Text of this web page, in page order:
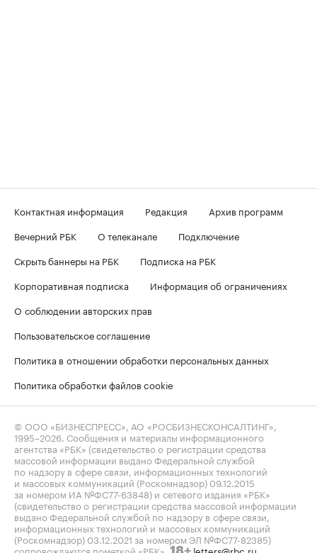
Контактная информация Редакция
Архив программ
Вечерний РБК
О телеканале
Подключение
Скрыть баннеры на РБК
Подписка на РБК
Корпоративная подписка
Информация об ограничениях
О соблюдении авторских прав
Пользовательское соглашение
Политика в отношении обработки персональных данных
Политика обработки файлов cookie
© ООО «БИЗНЕСПРЕСС», АО «РОСБИЗНЕСКОНСАЛТИНГ»,
1995–2026 . Сообщения и материалы информационного
агентства «РБК» (свидетельство о регистрации средства
массовой информации выдано Федеральной службой
по надзору в сфере связи, информационных технологий
и массовых коммуникаций (Роскомнадзор) 09.12.2015
за номером ИА №ФС77-63848) и сетевого издания «РБК»
(свидетельство о регистрации средства массовой информации
выдано Федеральной службой по надзору в сфере связи,
информационных технологий и массовых коммуникаций
(Роскомнадзор) 03.12.2021 за номером ЭЛ №ФС77-82385)
сопровождаются пометкой «РБК».
letters@rbc.ru